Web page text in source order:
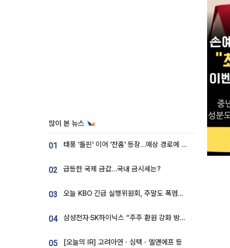
많이 본 뉴스
01 태풍 '돌핀' 이어 '찬홈' 등장…예상 경로에 한국 '한숨'
02 급등한 국제 금값…국내 금시세는?
03 오늘 KBO 긴급 실행위원회, 주말도 폭염취소 될까
04 삼성전자·SK하이닉스 “주주 환원 강화 방안 마련”
05 [오늘의 IR] 고려아연ㆍ심텍ㆍ엘앤에프 등